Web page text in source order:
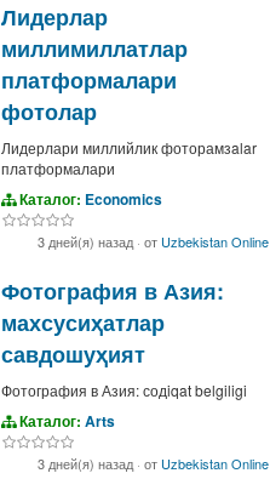
Лидерлар
миллимиллатлар
платформалари
фотолар
Лидерлари миллийлик фоторамзalar
платформалари
Каталог: Economics
3 дней(я) назад· от Uzbekistan Online
Фотография в Азия:
махсусиҳатлар
савдошуҳият
Фотография в Азия: содiqat belgiligi
Каталог: Arts
3 дней(я) назад· от Uzbekistan Online